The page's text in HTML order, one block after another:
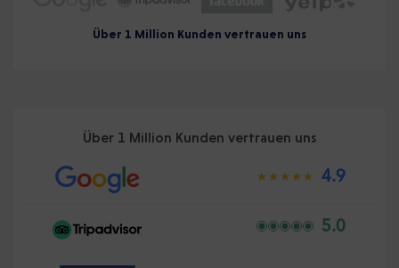
Über 1 Million Kunden vertrauen uns
Über 1 Million Kunden vertrauen uns
4.9
5.0